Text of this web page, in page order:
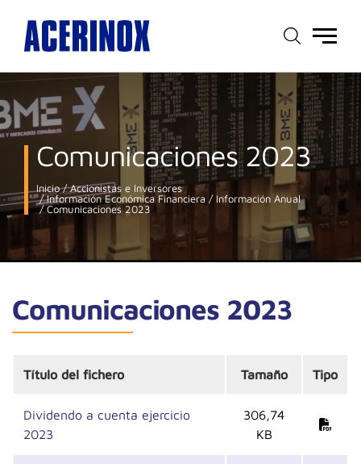
Menú
Comunicaciones 2023
Inicio Accionistas e Inversores
Información Económica Financiera Información Anual
Comunicaciones 2023
Comunicaciones 2023
Título del fichero Tamaño Tipo
Dividendo a cuenta ejercicio
2023
306,74
KB